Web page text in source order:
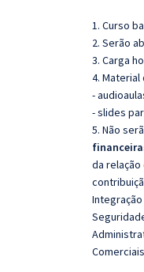
1. Curso
2. Serão
3. Carga
4.
-
- slides
5. Não
da
Integração